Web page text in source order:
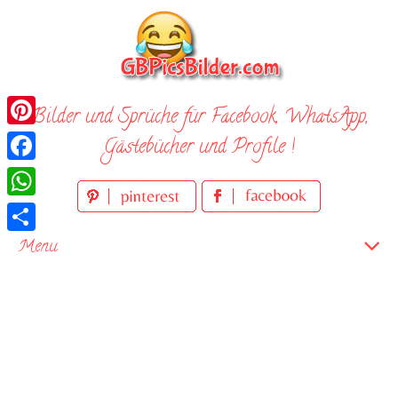
Bilder und Sprüche für Facebook, WhatsApp,
Gästebücher und Profile !
Menu
Pinterest
Facebook
WhatsApp
Teilen